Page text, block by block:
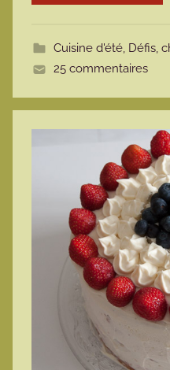
t
Cuisine d'été, Défis,
25 commentaires